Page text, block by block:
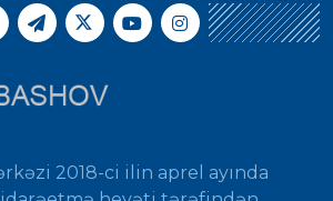
2018-ci ilin aprel ayında